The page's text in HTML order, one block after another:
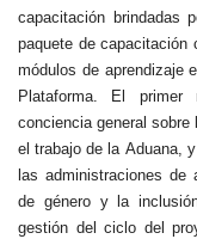
capacitación brindadas
paquete de capacitación
módulos de aprendizaje
Plataforma. El primer
conciencia general
el trabajo de la Aduana,
las administraciones de
de género y la
gestión del ciclo del